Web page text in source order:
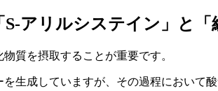
S-アリルシステイン」と「
質を摂取することが重要です。
生成していますが、その過程において